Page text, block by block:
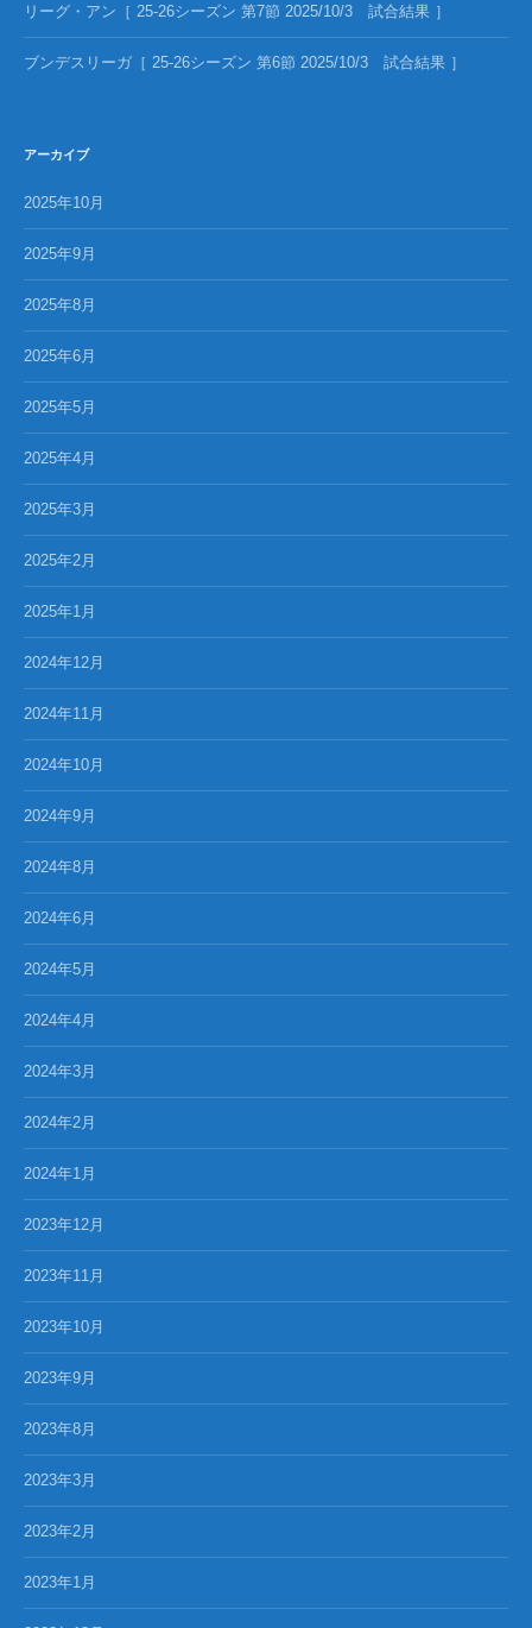
リーグ・アン［ 25-26シーズン 第7節 2025/10/3 試合結果 ］
ブンデスリーガ［ 25-26シーズン 第6節 2025/10/3 試合結果 ］
アーカイブ
2025年10月
2025年9月
2025年8月
2025年6月
2025年5月
2025年4月
2025年3月
2025年2月
2025年1月
2024年12月
2024年11月
2024年10月
2024年9月
2024年8月
2024年6月
2024年5月
2024年4月
2024年3月
2024年2月
2024年1月
2023年12月
2023年11月
2023年10月
2023年9月
2023年8月
2023年3月
2023年2月
2023年1月